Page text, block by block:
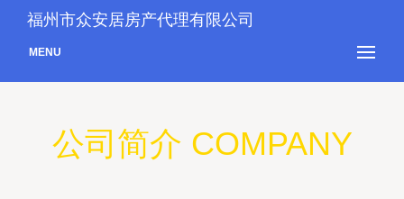
福州市众安居房产代理有限公司
MENU
公司简介 COMPANY